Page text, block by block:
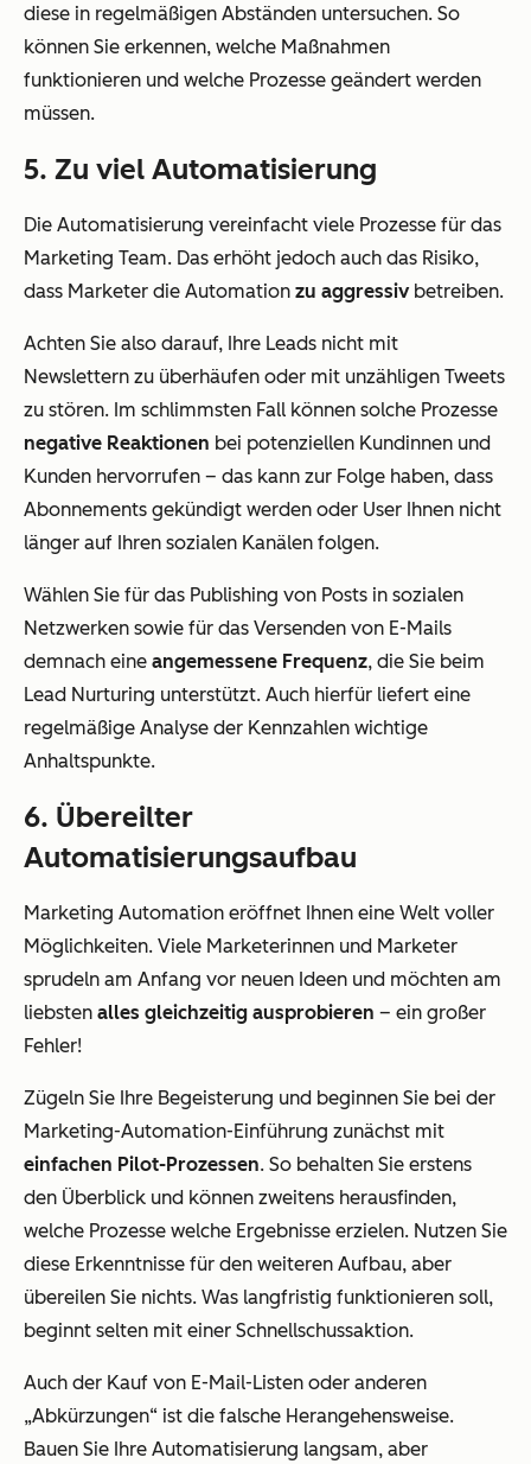
diese in regelmäßigen Abständen untersuchen. So
können Sie erkennen, welche Maßnahmen
funktionieren und welche Prozesse geändert werden
müssen.
5. Zu viel Automatisierung
Die Automatisierung vereinfacht viele Prozesse für das
Marketing Team. Das erhöht jedoch auch das Risiko,
dass Marketer die Automation zu aggressiv betreiben.
Achten Sie also darauf, Ihre Leads nicht mit
Newslettern zu überhäufen oder mit unzähligen Tweets
zu stören. Im schlimmsten Fall können solche Prozesse
negative Reaktionen bei potenziellen Kundinnen und
Kunden hervorrufen – das kann zur Folge haben, dass
Abonnements gekündigt werden oder User Ihnen nicht
länger auf Ihren sozialen Kanälen folgen.
Wählen Sie für das Publishing von Posts in sozialen
Netzwerken sowie für das Versenden von E-Mails
demnach eine angemessene Frequenz, die Sie beim
Lead Nurturing unterstützt. Auch hierfür liefert eine
regelmäßige Analyse der Kennzahlen wichtige
Anhaltspunkte.
6. Übereilter
Automatisierungsaufbau
Marketing Automation eröffnet Ihnen eine Welt voller
Möglichkeiten. Viele Marketerinnen und Marketer
sprudeln am Anfang vor neuen Ideen und möchten am
liebsten alles gleichzeitig ausprobieren – ein großer
Fehler!
Zügeln Sie Ihre Begeisterung und beginnen Sie bei der
Marketing-Automation-Einführung zunächst mit
einfachen Pilot-Prozessen. So behalten Sie erstens
den Überblick und können zweitens herausfinden,
welche Prozesse welche Ergebnisse erzielen. Nutzen Sie
diese Erkenntnisse für den weiteren Aufbau, aber
übereilen Sie nichts. Was langfristig funktionieren soll,
beginnt selten mit einer Schnellschussaktion.
Auch der Kauf von E-Mail-Listen oder anderen
„Abkürzungen“ ist die falsche Herangehensweise.
Bauen Sie Ihre Automatisierung langsam, aber